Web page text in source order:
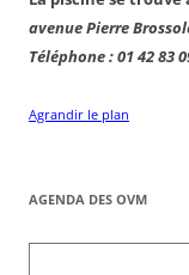
avenue Pierre
Téléphone : 01 42 83
Agrandir le plan
AGENDA DES OVM